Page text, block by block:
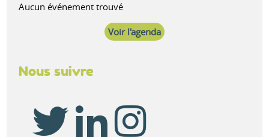
Aucun événement trouvé
Voir l'agenda
Nous suivre